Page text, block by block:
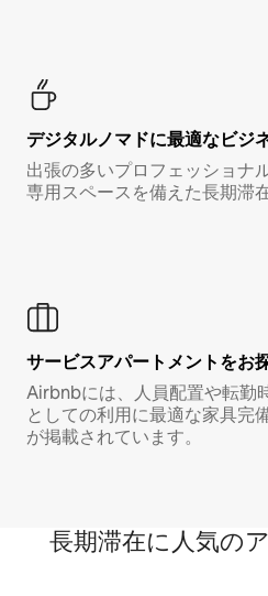
デジタルノマド⁠に最⁠適⁠なビ⁠ジ⁠
出張の多いプロフェッショナ
専用スペースを備えた長期滞
サービスアパートメントをお
Airbnbには、人員配置や転勤
としての利用に最適な家具完
が掲載されています。
長期滞在に人気の